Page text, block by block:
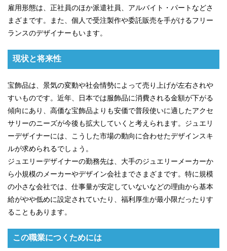
雇用形態は、正社員のほか派遣社員、アルバイト・パートなどさ
まざまです。また、個人で受注製作や委託販売を手がけるフリー
ランスのデザイナーもいます。
現状と将来性
宝飾品は、景気の変動や社会情勢によって売り上げが左右されや
すいものです。近年、日本では服飾品に消費される金額が下がる
傾向にあり、高価な宝飾品よりも安価で普段使いに適したアクセ
サリーのニーズが今後も拡大していくと考えられます。ジュエリ
ーデザイナーには、こうした市場の動向に合わせたデザインスキ
ルが求められるでしょう。
ジュエリーデザイナーの勤務先は、大手のジュエリーメーカーか
ら小規模のメーカーやデザイン会社までさまざまです。特に規模
の小さな会社では、仕事量が安定していないなどの理由から基本
給がやや低めに設定されていたり、福利厚生が最小限だったりす
ることもあります。
この職業につくためには